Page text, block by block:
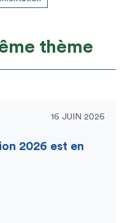
thème
16 JUIN 2026
2026 est en